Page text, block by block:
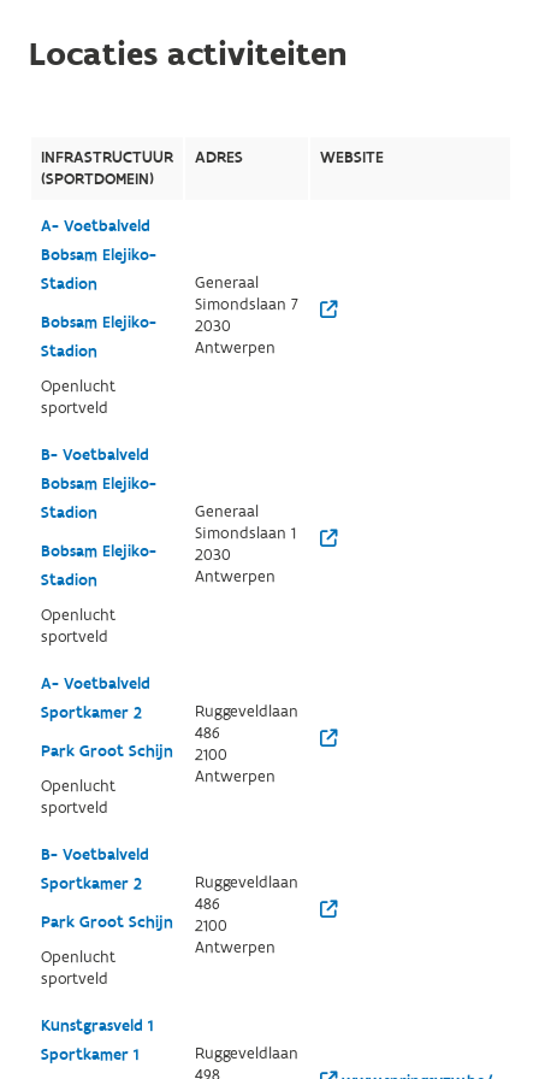
Locaties activiteiten
INFRASTRUCTUUR
(SPORTDOMEIN)
ADRES WEBSITE
A- Voetbalveld
Bobsam Elejiko-
Stadion
Bobsam Elejiko-
Stadion
Openlucht
sportveld
Generaal
Simondslaan 7
2030
Antwerpen
B- Voetbalveld
Bobsam Elejiko-
Stadion
Bobsam Elejiko-
Stadion
Openlucht
sportveld
Generaal
Simondslaan 1
2030
Antwerpen
A- Voetbalveld
Sportkamer 2
Park Groot Schijn
Openlucht
sportveld
Ruggeveldlaan
486
2100
Antwerpen
B- Voetbalveld
Sportkamer 2
Park Groot Schijn
Openlucht
sportveld
Ruggeveldlaan
486
2100
Antwerpen
Kunstgrasveld 1
Sportkamer 1
Ruggeveldlaan